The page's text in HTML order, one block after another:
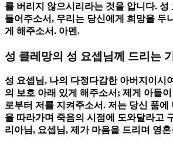
를 버리지 않으시리라는 것을 압니다. 성
들어주소서, 우리는 당신에게 희망을 두
게 해주소서. 아멘.
성 클레망의 성 요셉님께 드리는
성 요셉님, 나의 다정다감한 아버지이시
의 보호 아래 있게 해주소서; 제게 아들
로부터 저를 지켜주소서. 저는 당신 품에
을 따라가며 죽음의 시점에 도와달라고
리아님, 요셉님, 제가 마음을 드리며 영